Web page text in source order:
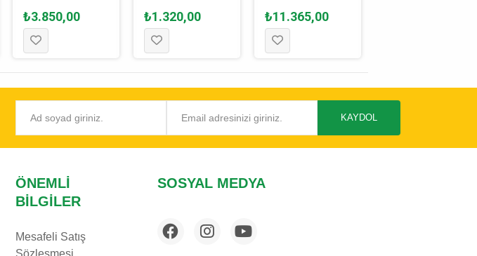
x 23.5 x 72 Cm
₺3.850,00
Kafesi 39 x 42
Cm
₺1.320,00
Kafesi Beyaz -
79 x 52 x 130.5
Cm
₺11.365,00
KAYDOL
ÖNEMLI
BILGILER
Mesafeli Satış
SOSYAL MEDYA